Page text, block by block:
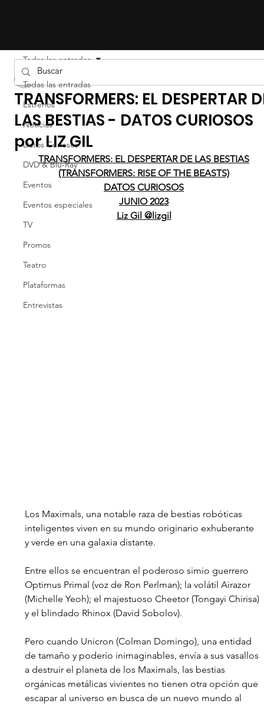
Todas las entradas
Estrenos
Noticias
Datos Curiosos
DVD & Blu-Ray
Eventos
Eventos especiales
TV
Promos
Teatro
Plataformas
Entrevistas
Todas las entradas
TRANSFORMERS: EL DESPERTAR
LAS BESTIAS - DATOS CURIOSOS
por LIZ GIL
TRANSFORMERS: EL DESPERTAR DE LAS BESTIAS
(TRANSFORMERS: RISE OF THE BEASTS)
DATOS CURIOSOS
JUNIO 2023
Liz Gil @lizgil
Los Maximals, una notable raza de bestias robóticas
inteligentes viven en su mundo originario exhuberante
y verde en una galaxia distante.
Entre ellos se encuentran el poderoso simio guerrero
Optimus Primal (voz de Ron Perlman); la volátil Airazor
(Michelle Yeoh); el majestuoso Cheetor (Tongayi Chirisa)
y el blindado Rhinox (David Sobolov).
Pero cuando Unicron (Colman Domingo), una entidad
de tamaño y poderío inimaginables, envía a sus vasallos
a destruir el planeta de los Maximals, las bestias
orgánicas metálicas vivientes no tienen otra opción que
escapar al universo en busca de un nuevo mundo al